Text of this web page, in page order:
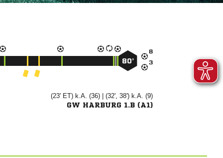


80’
(23' ET) k.A. (36) | (32', 38') k.A. (9)
GW HARBURG 1.B (A1)